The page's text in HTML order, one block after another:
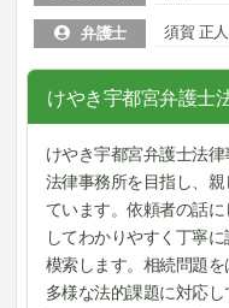
弁護士 須賀 正
けやき宇都宮弁護士
けやき宇都宮弁護士法律
法律事務所を目指し、
ています。依頼者の話
してわかりやすく丁寧
模索します。相続問題
多様な法的課題に対応